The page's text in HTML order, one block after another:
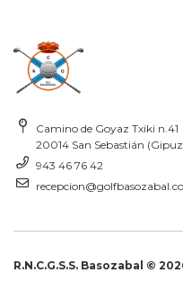
Camino de Goyaz Txiki n.41
20014 San Sebastián
943 46 76 42
R.N.C.G.S.S. Basozabal ©